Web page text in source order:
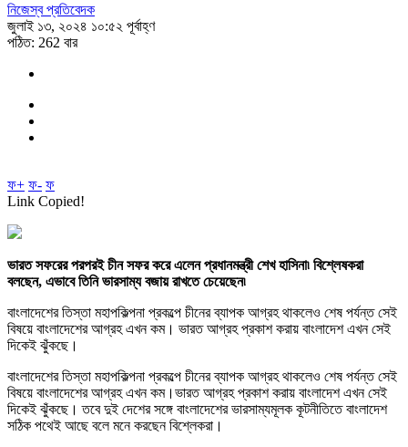
নিজেস্ব প্রতিবেদক
জুলাই ১৩, ২০২৪ ১০:৫২ পূর্বাহ্ণ
পঠিত: 262 বার
ফ+ ফ- ফ
Link Copied!
ভারত সফরের পরপরই চীন সফর করে এলেন প্রধানমন্ত্রী শেখ হাসিনা৷ বিশ্লেষকরা
বলছেন, এভাবে তিনি ভারসাম্য বজায় রাখতে চেয়েছেন৷
বাংলাদেশের তিস্তা মহাপকিল্পনা প্রকল্পে চীনের ব্যাপক আগ্রহ থাকলেও শেষ পর্যন্ত সেই
বিষয়ে বাংলাদেশের আগ্রহ এখন কম। ভারত আগ্রহ প্রকাশ করায় বাংলাদেশ এখন সেই
দিকেই ঝুঁকছে।
বাংলাদেশের তিস্তা মহাপকিল্পনা প্রকল্পে চীনের ব্যাপক আগ্রহ থাকলেও শেষ পর্যন্ত সেই
বিষয়ে বাংলাদেশের আগ্রহ এখন কম।ভারত আগ্রহ প্রকাশ করায় বাংলাদেশ এখন সেই
দিকেই ঝুঁকছে। তবে দুই দেশের সঙ্গে বাংলাদেশের ভারসাম্যমূলক কূটনীতিতে বাংলাদেশ
সঠিক পথেই আছে বলে মনে করছেন বিশ্লেকরা।